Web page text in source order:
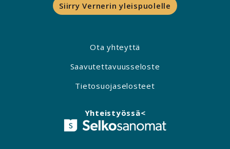
Siirry Vernerin yleispuolelle
Ota yhteyttä
Saavutettavuusseloste
Tietosuojaselosteet
Yhteistyössä<